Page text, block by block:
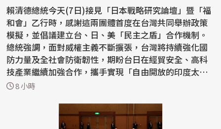
賴清德總統今天(7日)接見「日本戰略研究論壇」暨「福
和會」乙行時，感謝這兩團體首度在台灣共同舉辦政策
模擬，並倡議建立台、日、美「民主之盾」合作機制。
總統強調，面對威權主義不斷擴張，台灣將持續強化國
防力量及全社會防衛韌性，期盼台日在經貿安全、高科
技產業繼續加強合作，攜手實現「自由開放的印度太平
洋」...
8 小時